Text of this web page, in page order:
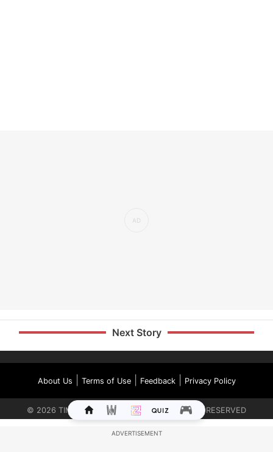
Next Story
About Us Terms of Use| Feedback| Privacy Policy
© 2026 TIMES INTERNET LIMITED. ALL RIGHTS RESERVED